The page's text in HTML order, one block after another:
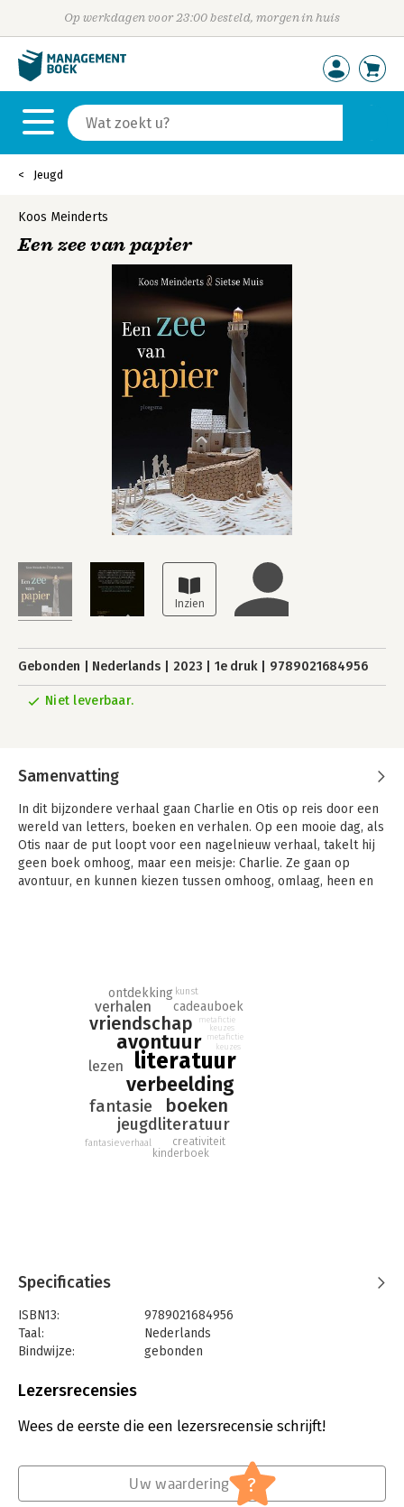
Op werkdagen voor 23:00 besteld, morgen in huis
Jeugd
Koos Meinderts
Een zee van papier
Gebonden Nederlands 2023 1e druk 9789021684956
Niet leverbaar.
Samenvatting
In dit bijzondere verhaal gaan Charlie en Otis op reis door een
wereld van letters, boeken en verhalen. Op een mooie dag, als
Otis naar de put loopt voor een nagelnieuw verhaal, takelt hij
geen boek omhoog, maar een meisje: Charlie. Ze gaan op
avontuur, en kunnen kiezen tussen omhoog, omlaag, heen en
een ode aan de schoonheid van boeken, en aan de avonturen
die je kunt beleven door te lezen. De tekst is van Gouden
Griffelwinnaar Koos Meinderts, Sietse Muis maakte de
prachtige kunstwerken van oude boeken. Een cadeauboek
voor alle leeftijden.
literatuur
avontuur
verbeelding
vriendschap
boeken
jeugdliteratuur
fantasie
lezen
verhalen
ontdekking
cadeauboek
creativiteit
kinderboek
kunst
fantasieverhaal
metafictie
keuzes
metafictie
keuzes
Specificaties
ISBN13:
9789021684956
Taal:
Nederlands
Bindwijze:
gebonden
Uitgever:
Verschijningsdatum:
1-11-2023
Lezersrecensies
Wees de eerste die een lezersrecensie schrijft!
Uw waardering ?